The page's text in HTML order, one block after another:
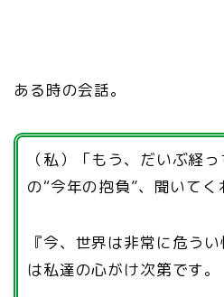
ある時の会話。
（私）「もう、だいぶ経
の“今年の抱負”、聞いてく
『今、世界は非常に危う
は私達の心がけ次第です。